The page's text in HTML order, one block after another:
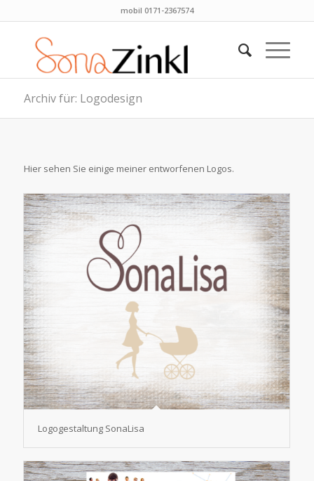
mobil 0171-2367574
Archiv für: Logodesign
Hier sehen Sie einige meiner entworfenen Logos.
Logogestaltung SonaLisa